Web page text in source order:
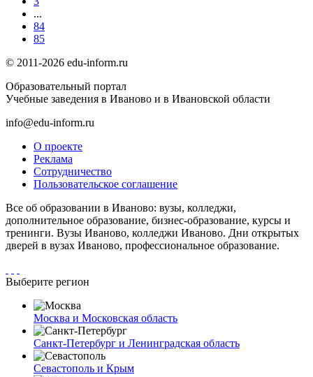
...
84
85
© 2011-2026 edu-inform.ru
Образовательный портал
Учебные заведения в Иваново и в Ивановской области
info@edu-inform.ru
О проекте
Реклама
Сотрудничество
Пользовательское соглашение
Все об образовании в Иваново: вузы, колледжи,
дополнительное образование, бизнес-образование, курсы и
тренинги. Вузы Иваново, колледжи Иваново. Дни открытых
дверей в вузах Иваново, профессиональное образование.
Выберите регион
Москва и Московская область
Санкт-Петербург и Ленинградская область
Севастополь и Крым